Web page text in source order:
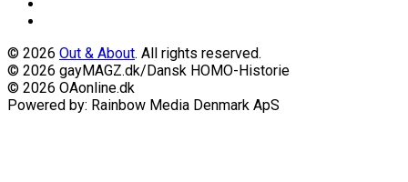
© 2026 Out & About. All rights reserved.
© 2026 gayMAGZ.dk/Dansk HOMO-Historie
© 2026 OAonline.dk
Powered by: Rainbow Media Denmark ApS